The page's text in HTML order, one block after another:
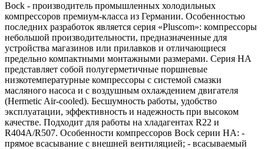
Bock - производитель промышленных холодильных
компрессоров премиум-класса из Германии. Особенностью
последних разработок является серия «Pluscom»: компрессоры
небольшой производительности, предназначенные для
устройства магазинов или прилавков и отличающиеся
предельно компактными монтажными размерами. Серия HA
представляет собой полугерметичные поршневые
низкотемпературные компрессоры с системой смазки
масляного насоса и с воздушным охлаждением двигателя
(Hermetic Air-cooled). Бесшумность работы, удобство
эксплуатации, эффективность и надежность при высоком
качестве. Подходит для работы на хладагентах R22 и
R404A/R507. Особенности компрессоров Bock серии НА: -
прямое всасывание с внешней вентиляцией; - всасываемый